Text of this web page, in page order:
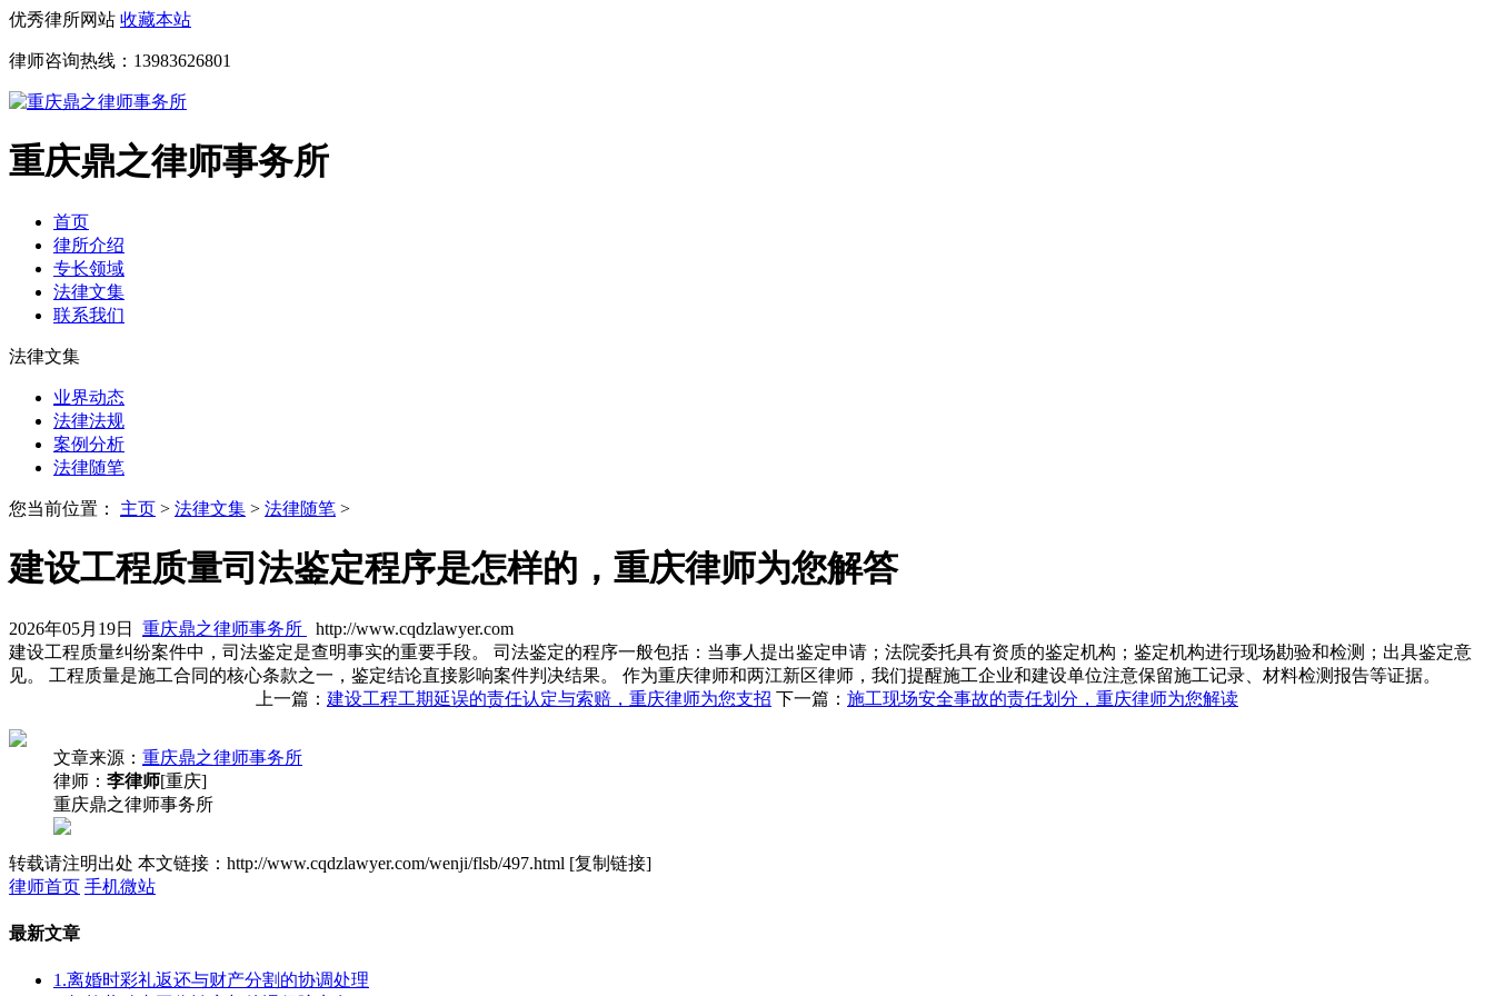
优秀律所网站 收藏本站
律师咨询热线： 13983626801
重庆鼎之律师事务所
首页
律所介绍
专长领域
法律文集
联系我们
法律文集
业界动态
法律法规
案例分析
法律随笔
您当前位置： 主页 > 法律文集 > 法律随笔 >
建设工程质量司法鉴定程序是怎样的，重庆律师为您解答
2026年05月19日 重庆鼎之律师事务所
http://www.cqdzlawyer.com
建设工程质量纠纷案件中，司法鉴定是查明事实的重要手段。 司法鉴定的程序一般包括：当事人提出鉴定申请；法院委托具有资质的鉴定机构；鉴定机构进行现场勘验和检测；出具鉴定意
见。 工程质量是施工合同的核心条款之一，鉴定结论直接影响案件判决结果。 作为重庆律师和两江新区律师，我们提醒施工企业和建设单位注意保留施工记录、材料检测报告等证据。
上一篇： 建设工程工期延误的责任认定与索赔，重庆律师为您支招 下一篇： 施工现场安全事故的责任划分，重庆律师为您解读
文章来源： 重庆鼎之律师事务所
律师： 李律师[重庆]
重庆鼎之律师事务所
转载请注明出处 本文链接：http://www.cqdzlawyer.com/wenji/flsb/497.html [复制链接]
律师首页 手机微站
最新文章
1.离婚时彩礼返还与财产分割的协调处理